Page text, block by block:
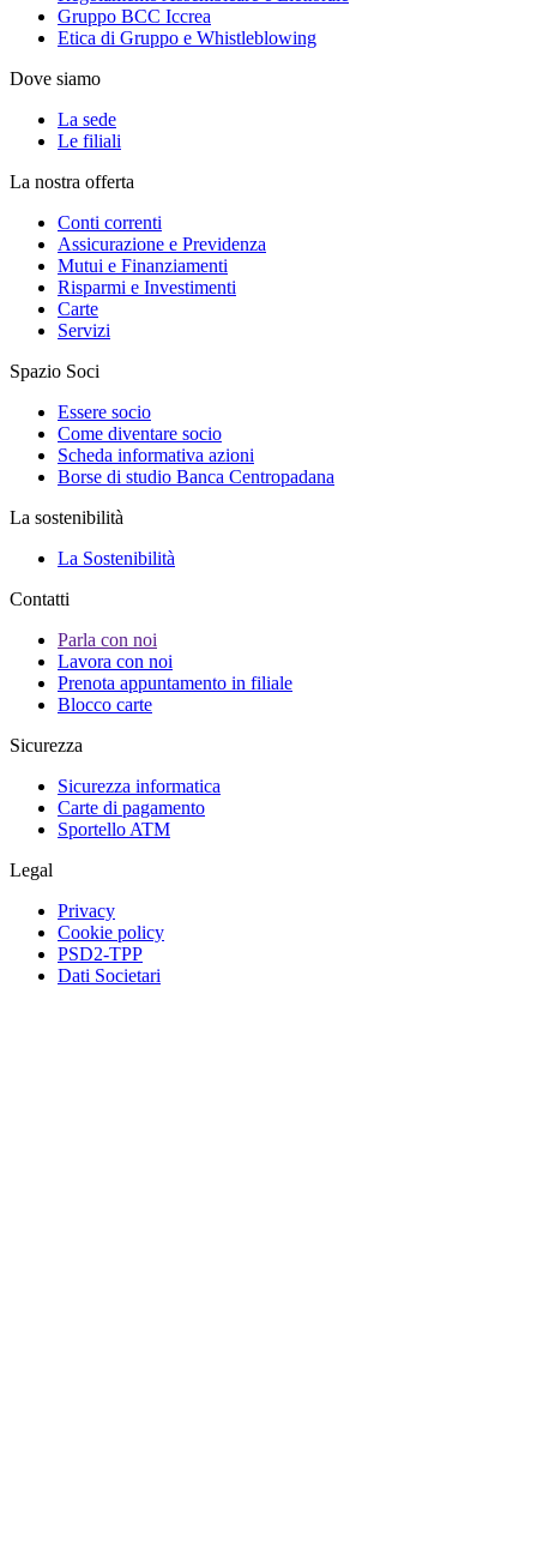
Gruppo BCC Iccrea
Etica di Gruppo e Whistleblowing
Dove siamo
La sede
Le filiali
La nostra offerta
Conti correnti
Assicurazione e Previdenza
Mutui e Finanziamenti
Risparmi e Investimenti
Carte
Servizi
Spazio Soci
Essere socio
Come diventare socio
Scheda informativa azioni
Borse di studio Banca Centropadana
La sostenibilità
La Sostenibilità
Contatti
Parla con noi
Lavora con noi
Prenota appuntamento in filiale
Blocco carte
Sicurezza
Sicurezza informatica
Carte di pagamento
Sportello ATM
Legal
Privacy
Cookie policy
PSD2-TPP
Dati Societari